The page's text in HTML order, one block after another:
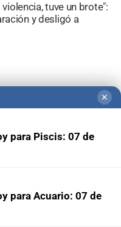
tuve un brote":
y desligó a
✕
para Piscis: 07 de
para Acuario: 07 de